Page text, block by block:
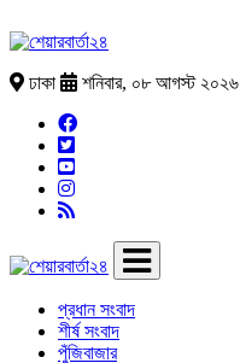
ঢাকা শনিবার, ০৮ আগস্ট ২০২৬
প্রধান সংবাদ
শীর্ষ সংবাদ
পুঁজিবাজার